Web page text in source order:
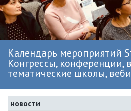
Календарь мероприятий
Конгрессы, конференции,
тематические школы,
новости